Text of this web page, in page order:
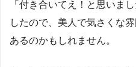
「付き合いてえ！と思いま
したので、美人で気さくな
あるのかもしれません。